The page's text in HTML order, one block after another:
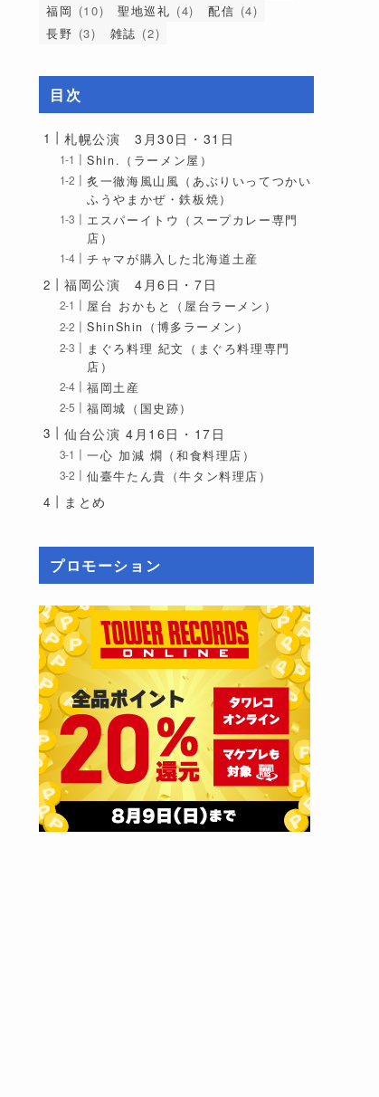
福岡 (10) 聖地巡礼 (4) 配信 (4)
長野 (3) 雑誌 (2)
目次
札幌公演 3月30日・31日
Shin.（ラーメン屋）
炙一徹海風山風（あぶりいってつかい
ふうやまかぜ・鉄板焼）
エスパーイトウ（スープカレー専門
店）
チャマが購入した北海道土産
福岡公演 4月6日・7日
屋台 おかもと（屋台ラーメン）
ShinShin（博多ラーメン）
まぐろ料理 紀文（まぐろ料理専門
店）
福岡土産
福岡城（国史跡）
仙台公演 4月16日・17日
一心 加減 燗（和食料理店）
仙臺牛たん貴（牛タン料理店）
まとめ
プロモーション